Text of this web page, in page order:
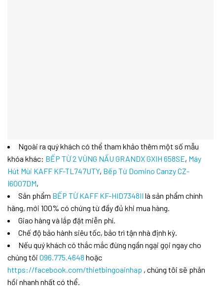
Ngoài ra quý khách có thể tham khảo thêm một số mẫu
khóa khác: BẾP TỪ 2 VÙNG NẤU GRANDX GXIH 658SE, Máy
Hút Mùi KAFF KF-TL747UTY, Bếp Từ Domino Canzy CZ-
I6007DM,
Sản phẩm BẾP TỪ KAFF KF-HID7348II là sản phẩm chính
hãng, mới 100% có chứng từ đầy đủ khi mua hàng.
Giao hàng và lắp đặt miễn phí.
Chế độ bảo hành siêu tốc, bảo trì tận nhà định kỳ.
Nếu quý khách có thắc mắc đừng ngần ngại gọi ngay cho
chúng tôi 096.775.4648 hoặc
https://facebook.com/thietbingoainhap , chúng tôi sẽ phản
hồi nhanh nhất có thể.